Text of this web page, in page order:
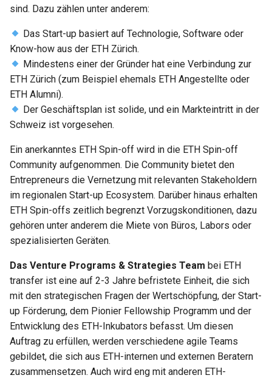
sind. Dazu zählen unter anderem:
Das Start-up basiert auf Technologie, Software oder
Know-how aus der ETH Zürich.
Mindestens einer der Gründer hat eine Verbindung zur
ETH Zürich (zum Beispiel ehemals ETH Angestellte oder
ETH Alumni).
Der Geschäftsplan ist solide, und ein Markteintritt in der
Schweiz ist vorgesehen.
Ein anerkanntes ETH Spin-off wird in die ETH Spin-off
Community aufgenommen. Die Community bietet den
Entrepreneurs die Vernetzung mit relevanten Stakeholdern
im regionalen Start-up Ecosystem. Darüber hinaus erhalten
ETH Spin-offs zeitlich begrenzt Vorzugskonditionen, dazu
gehören unter anderem die Miete von Büros, Labors oder
spezialisierten Geräten.
Das Venture Programs & Strategies Team bei ETH
transfer ist eine auf 2-3 Jahre befristete Einheit, die sich
mit den strategischen Fragen der Wertschöpfung, der Start-
up Förderung, dem Pionier Fellowship Programm und der
Entwicklung des ETH-Inkubators befasst. Um diesen
Auftrag zu erfüllen, werden verschiedene agile Teams
gebildet, die sich aus ETH-internen und externen Beratern
zusammensetzen. Auch wird eng mit anderen ETH-